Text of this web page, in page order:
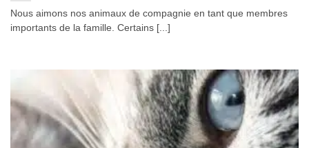
Nous aimons nos animaux de compagnie en tant que membres
importants de la famille. Certains [...]